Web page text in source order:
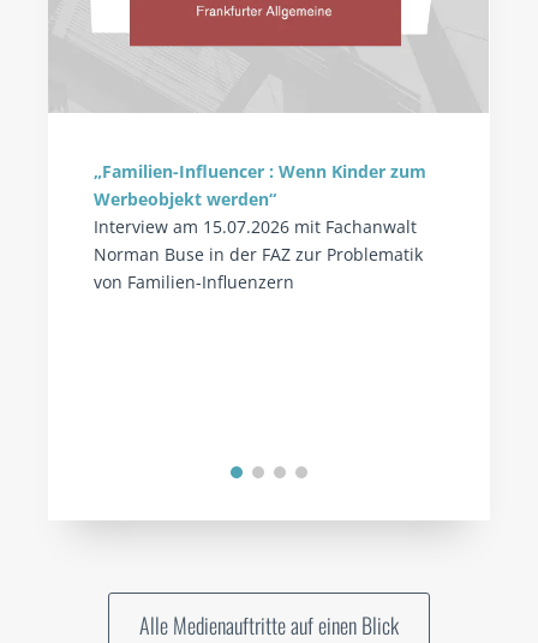
„Familien-Influencer : Wenn Kinder zum
Werbeobjekt werden“
Interview am 15.07.2026 mit Fachanwalt
Norman Buse in der FAZ zur Problematik
von Familien-Influenzern
Alle Medienauftritte auf einen Blick